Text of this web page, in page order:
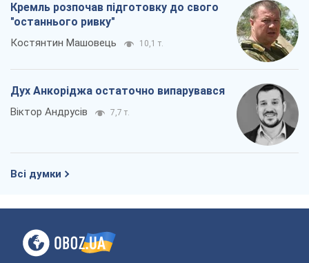
Кремль розпочав підготовку до свого
"останнього ривку"
Костянтин Машовець 10,1 т.
Дух Анкоріджа остаточно випарувався
Віктор Андрусів 7,7 т.
Всі думки